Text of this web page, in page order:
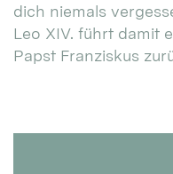
dich niemals
Leo XIV. führt damit
Papst Franziskus